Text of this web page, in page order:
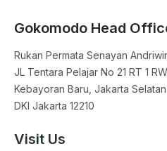
Gokomodo Head
Rukan Permata Senayan
JL Tentara Pelajar No 21 RT 1
Kebayoran Baru, Jakarta Selatan
DKI Jakarta 12210
Visit Us